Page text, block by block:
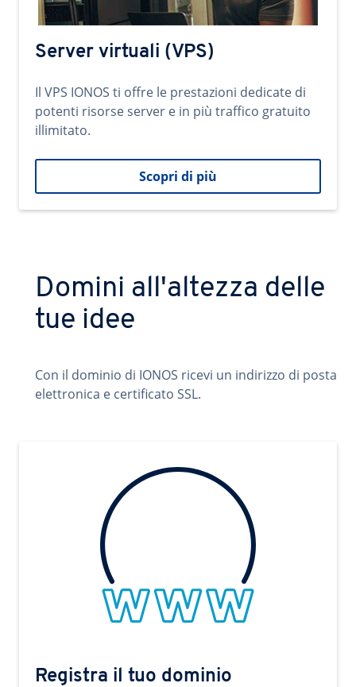
Server virtuali (VPS)
Il VPS IONOS ti offre le prestazioni dedicate di
potenti risorse server e in più traffico gratuito
illimitato.
Scopri di più
Domini all'altezza delle
tue idee
Con il dominio di IONOS ricevi un indirizzo di posta
elettronica e certificato SSL.
Registra il tuo dominio